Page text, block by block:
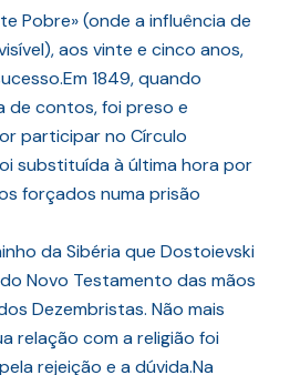
Pobre» (onde a influência de
aos vinte e cinco anos,
1849, quando
de contos, foi preso e
participar no Círculo
substituída à última hora por
forçados numa prisão
da Sibéria que Dostoievski
Novo Testamento das mãos
Dezembristas. Não mais
relação com a religião foi
rejeição e a dúvida.Na